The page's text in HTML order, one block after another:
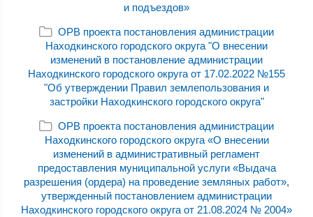
и подъездов»
ОРВ проекта постановления администрации
Находкинского городского округа "О внесении
изменений в постановление администрации
Находкинского городского округа от 17.02.2022 №155
"Об утверждении Правил землепользования и
застройки Находкинского городского округа"
ОРВ проекта постановления администрации
Находкинского городского округа «О внесении
изменений в административный регламент
предоставления муниципальной услуги «Выдача
разрешения (ордера) на проведение земляных работ»,
утвержденный постановлением администрации
Находкинского городского округа от 21.08.2024 № 2004»